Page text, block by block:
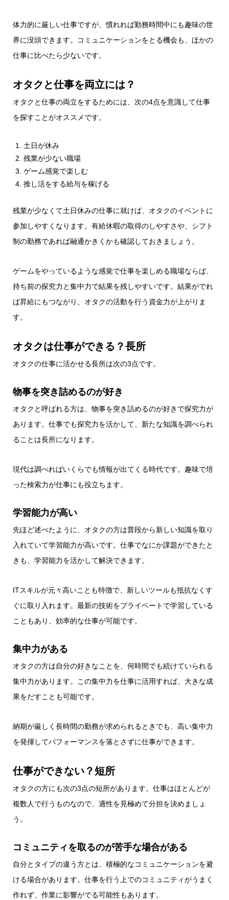
体力的に厳しい仕事ですが、慣れれば勤務時間中にも趣味の世
界に没頭できます。コミュニケーションをとる機会も、ほかの
仕事に比べたら少ないです。
オタクと仕事を両立には？
オタクと仕事の両立をするためには、次の4点を意識して仕事
を探すことがオススメです。
土日が休み
残業が少ない職場
ゲーム感覚で楽しむ
推し活をする給与を稼げる
残業が少なくて土日休みの仕事に就けば、オタクのイベントに
参加しやすくなります。有給休暇の取得のしやすさや、シフト
制の勤務であれば融通かきくかも確認しておきましょう。
ゲームをやっているような感覚で仕事を楽しめる職場ならば、
持ち前の探究力と集中力で結果を残しやすいです。結果がでれ
ば昇給にもつながり、オタクの活動を行う資金力が上がりま
す。
オタクは仕事ができる？長所
オタクの仕事に活かせる長所は次の3点です。
物事を突き詰めるのが好き
オタクと呼ばれる方は、物事を突き詰めるのが好きで探究力が
あります。仕事でも探究力を活かして、新たな知識を調べられ
ることは長所になります。
現代は調べればいくらでも情報が出てくる時代です。趣味で培
った検索力が仕事にも役立ちます。
学習能力が高い
先ほど述べたように、オタクの方は普段から新しい知識を取り
入れていて学習能力が高いです。仕事でなにか課題ができたと
きも、学習能力を活かして解決できます。
ITスキルが元々高いことも特徴で、新しいツールも抵抗なくす
ぐに取り入れます。最新の技術をプライベートで学習している
こともあり、効率的な仕事が可能です。
集中力がある
オタクの方は自分の好きなことを、何時間でも続けていられる
集中力があります。この集中力を仕事に活用すれば、大きな成
果をだすことも可能です。
納期が厳しく長時間の勤務が求められるときでも、高い集中力
を発揮してパフォーマンスを落とさずに仕事ができます。
仕事ができない？短所
オタクの方にも次の3点の短所があります。仕事はほとんどが
複数人で行うものなので、適性を見極めて分担を決めましょ
う。
コミュニティを取るのが苦手な場合がある
自分とタイプの違う方とは、積極的なコミュニケーションを避
ける場合があります。仕事を行う上でのコミュニティがうまく
作れず、作業に影響がでる可能性もあります。